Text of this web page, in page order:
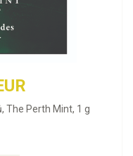
The Perth Mint, 1 g